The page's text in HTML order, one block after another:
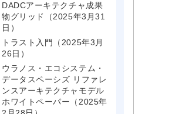
DADCアーキテクチャ成果
物グリッド（2025年3月31
日）
トラスト入門（2025年3月
26日）
ウラノス・エコシステム・
データスペーシズ リファレ
ンスアーキテクチャモデル
ホワイトペーパー（2025年